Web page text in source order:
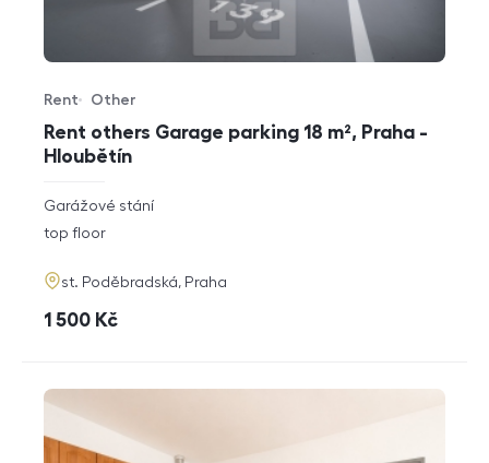
Rent others Garage parking 18 m², Praha -
Hloubětín
Offer type
Rent
Property type
Other
rozměry
disposition
Garážové stání
funkce
top floor
adresa
st. Poděbradská, Praha
cena
1 500 Kč